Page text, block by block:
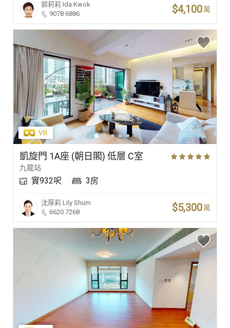
郭莉莉 Ida Kwok
9078 6886
$4,100萬
凱旋門 1A座 (朝日閣) 低層 C室
九龍站
實932呎 3房
沈厚莉 Lily Shum
6620 7268
$5,300萬